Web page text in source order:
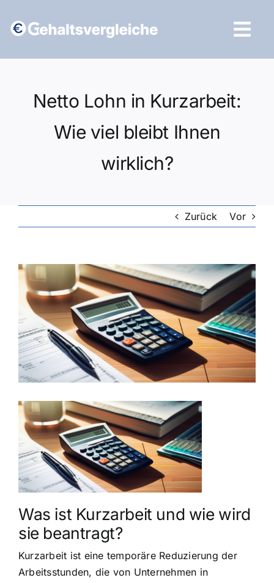
Inhalt
Netto Lohn in Kurzarbeit:
Wie viel bleibt Ihnen
wirklich?
Zurück Vor
Zeige
grösseres
Bild
Was ist Kurzarbeit und wie wird
sie beantragt?
Kurzarbeit ist eine temporäre Reduzierung der
Arbeitsstunden, die von Unternehmen in